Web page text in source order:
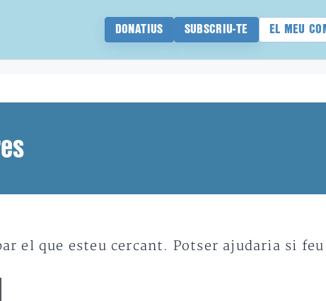
DONATIUS SUBSCRIU-TE EL MEU
el que esteu cercant. Potser ajudaria si feu